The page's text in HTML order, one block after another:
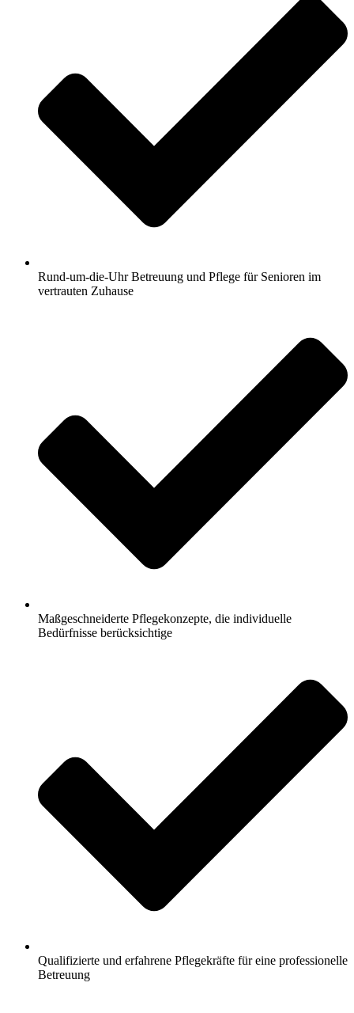
Rund-um-die-Uhr Betreuung und Pflege für Senioren im
vertrauten Zuhause
Maßgeschneiderte Pflegekonzepte, die individuelle
Bedürfnisse berücksichtige
Qualifizierte und erfahrene Pflegekräfte für eine professionelle
Betreuung